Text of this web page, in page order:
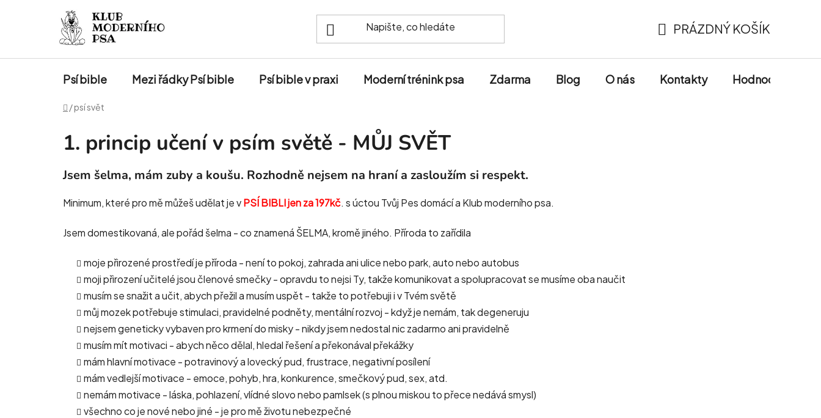
KOŠÍK
PRÁZDNÝ KOŠÍK
Psí bible Mezi řádky Psí bible Psí bible v praxi Moderní trénink psa Zdarma Blog O nás Kontakty Hodnocení
Domů
/psí svět
1. princip učení v psím světě - MŮJ SVĚT
Jsem šelma, mám zuby a koušu. Rozhodně nejsem na hraní a zasloužím si respekt.
Minimum, které pro mě můžeš udělat je vPSÍ BIBLI jen za 197kč. s úctou Tvůj Pes domácí a Klub moderního psa.
Jsem domestikovaná, ale pořád šelma - co znamená ŠELMA, kromě jiného. Příroda to zařídila
moje přirozené prostředí je příroda - není to pokoj, zahrada ani ulice nebo park, auto nebo autobus
moji přirození učitelé jsou členové smečky - opravdu to nejsi Ty, takže komunikovat a spolupracovat se musíme oba naučit
musím se snažit a učit, abych přežil a musím uspět - takže to potřebuji i v Tvém světě
můj mozek potřebuje stimulaci, pravidelné podněty, mentální rozvoj - když je nemám, tak degeneruju
nejsem geneticky vybaven pro krmení do misky - nikdy jsem nedostal nic zadarmo ani pravidelně
musím mít motivaci - abych něco dělal, hledal řešení a překonával překážky
mám hlavní motivace - potravinový a lovecký pud, frustrace, negativní posílení
mám vedlejší motivace - emoce, pohyb, hra, konkurence, smečkový pud, sex, atd.
nemám motivace - láska, pohlazení, vlídné slovo nebo pamlsek (s plnou miskou to přece nedává smysl)
všechno co je nové nebo jiné - je pro mě životu nebezpečné